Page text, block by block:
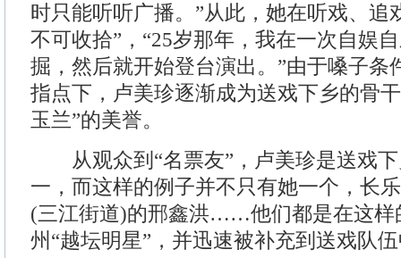
时只能听听广播。”从此，她在听戏、追
不可收拾”，“25岁那年，我在一次自娱
掘，然后就开始登台演出。”由于嗓子条
指点下，卢美珍逐渐成为送戏下乡的骨
玉兰”的美誉。
从观众到“名票友”，卢美珍是送戏下
一，而这样的例子并不只有她一个，长
(三江街道)的邢鑫洪……他们都是在这样
州“越坛明星”，并迅速被补充到送戏队